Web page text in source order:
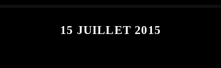
15 JUILLET 2015